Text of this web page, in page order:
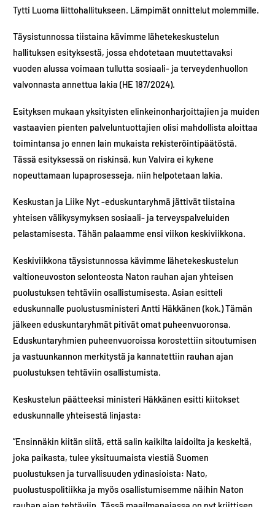
Tytti Luoma liittohallitukseen. Lämpimät onnittelut molemmille.
Täysistunnossa tiistaina kävimme lähetekeskustelun
hallituksen esityksestä, jossa ehdotetaan muutettavaksi
vuoden alussa voimaan tullutta sosiaali- ja terveydenhuollon
valvonnasta annettua lakia (HE 187/2024).
Esityksen mukaan yksityisten elinkeinonharjoittajien ja muiden
vastaavien pienten palveluntuottajien olisi mahdollista aloittaa
toimintansa jo ennen lain mukaista rekisteröintipäätöstä.
Tässä esityksessä on riskinsä, kun Valvira ei kykene
nopeuttamaan lupaprosesseja, niin helpotetaan lakia.
Keskustan ja Liike Nyt -eduskuntaryhmä jättivät tiistaina
yhteisen välikysymyksen sosiaali- ja terveyspalveluiden
pelastamisesta. Tähän palaamme ensi viikon keskiviikkona.
Keskiviikkona täysistunnossa kävimme lähetekeskustelun
valtioneuvoston selonteosta Naton rauhan ajan yhteisen
puolustuksen tehtäviin osallistumisesta. ​Asian esitteli
eduskunnalle puolustusministeri Antti Häkkänen (kok.) Tämän
jälkeen eduskuntaryhmät pitivät omat puheenvuoronsa.
Eduskuntaryhmien puheenvuoroissa korostettiin sitoutumisen
ja vastuunkannon merkitystä ja kannatettiin rauhan ajan
puolustuksen tehtäviin osallistumista.
​Keskustelun päätteeksi ministeri Häkkänen esitti kiitokset
eduskunnalle yhteisestä linjasta:
”Ensinnäkin kiitän siitä, että salin kaikilta laidoilta ja keskeltä,
joka paikasta, tulee yksituumaista viestiä Suomen
puolustuksen ja turvallisuuden ydinasioista: Nato,
puolustuspolitiikka ja myös osallistumisemme näihin Naton